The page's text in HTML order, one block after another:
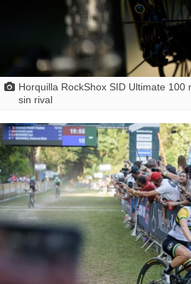
Horquilla RockShox SID Ultimate
sin rival